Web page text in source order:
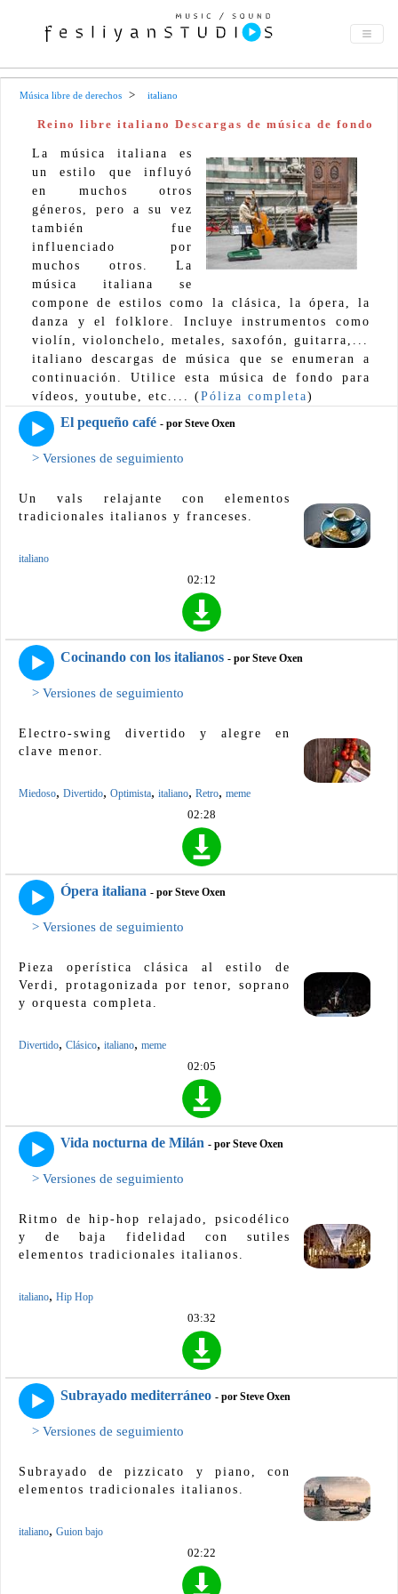
Música libre de derechos italiano
Reino libre italiano Descargas de música de fondo
La música italiana es
un estilo que influyó
en muchos otros
géneros, pero a su vez
también fue
influenciado por
muchos otros. La
música italiana se
compone de estilos como la clásica, la ópera, la
danza y el folklore. Incluye instrumentos como
violín, violonchelo, metales, saxofón, guitarra,...
italiano descargas de música que se enumeran a
continuación. Utilice esta música de fondo para
vídeos, youtube, etc.... (Póliza completa)
El pequeño café - por Steve Oxen
> Versiones de seguimiento
Un vals relajante con elementos
tradicionales italianos y franceses.
italiano
02:12
Cocinando con los italianos - por Steve Oxen
> Versiones de seguimiento
Electro-swing divertido y alegre en
clave menor.
Miedoso, Divertido, Optimista, italiano, Retro, meme
02:28
Ópera italiana - por Steve Oxen
> Versiones de seguimiento
Pieza operística clásica al estilo de
Verdi, protagonizada por tenor, soprano
y orquesta completa.
Divertido, Clásico, italiano, meme
02:05
Vida nocturna de Milán - por Steve Oxen
> Versiones de seguimiento
Ritmo de hip-hop relajado, psicodélico
y de baja fidelidad con sutiles
elementos tradicionales italianos.
italiano, Hip Hop
03:32
Subrayado mediterráneo - por Steve Oxen
> Versiones de seguimiento
Subrayado de pizzicato y piano, con
elementos tradicionales italianos.
italiano, Guion bajo
02:22